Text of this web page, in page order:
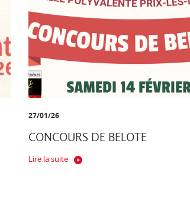
27/01/26
CONCOURS DE BELOTE
Lire la suite